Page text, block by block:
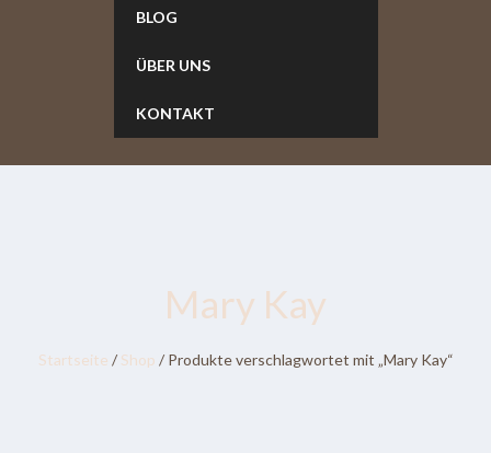
BLOG
ÜBER UNS
KONTAKT
Mary Kay
Startseite / Shop / Produkte verschlagwortet mit „Mary Kay“